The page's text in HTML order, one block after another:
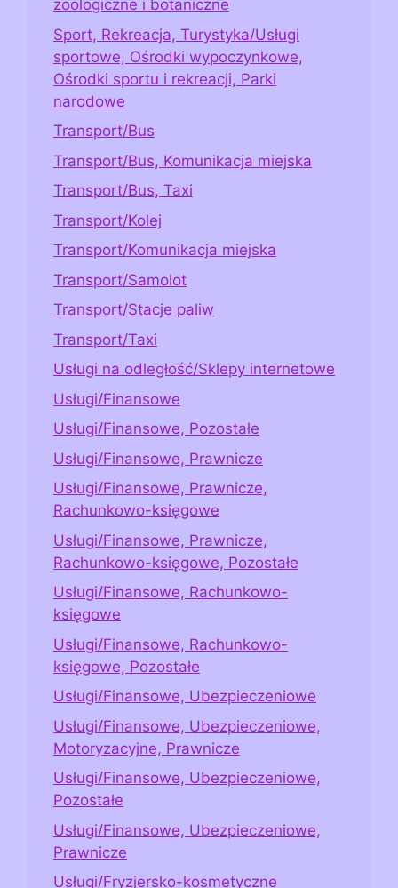
zoologiczne i botaniczne
Sport, Rekreacja, Turystyka/Usługi
sportowe, Ośrodki wypoczynkowe,
Ośrodki sportu i rekreacji, Parki
narodowe
Transport/Bus
Transport/Bus, Komunikacja miejska
Transport/Bus, Taxi
Transport/Kolej
Transport/Komunikacja miejska
Transport/Samolot
Transport/Stacje paliw
Transport/Taxi
Usługi na odległość/Sklepy internetowe
Usługi/Finansowe
Usługi/Finansowe, Pozostałe
Usługi/Finansowe, Prawnicze
Usługi/Finansowe, Prawnicze,
Rachunkowo-księgowe
Usługi/Finansowe, Prawnicze,
Rachunkowo-księgowe, Pozostałe
Usługi/Finansowe, Rachunkowo-
księgowe
Usługi/Finansowe, Rachunkowo-
księgowe, Pozostałe
Usługi/Finansowe, Ubezpieczeniowe
Usługi/Finansowe, Ubezpieczeniowe,
Motoryzacyjne, Prawnicze
Usługi/Finansowe, Ubezpieczeniowe,
Pozostałe
Usługi/Finansowe, Ubezpieczeniowe,
Prawnicze
Usługi/Fryzjersko-kosmetyczne